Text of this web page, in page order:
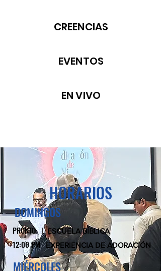
CREENCIAS
EVENTOS
EN VIVO
HORARIOS
DOMINGOS
PRONTO|ESCUELA BÍBLICA
12:00 PM|EXPERIENCIA DE ADORACIÓN
MIÉRCOLES